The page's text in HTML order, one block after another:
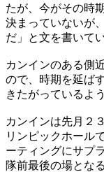
たが、今がその時
決まっていないが
だ」と文を書いてい
カンインのある側
ので、時期を延ば
きたがっているよ
カンインは先月２
リンピックホール
ーティングにサプ
隊前最後の場とな